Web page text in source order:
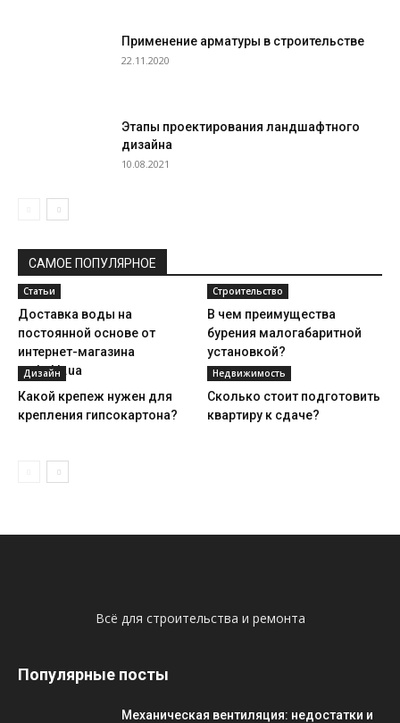
Применение арматуры в строительстве
22.11.2020
Этапы проектирования ландшафтного
дизайна
10.08.2021
САМОЕ ПОПУЛЯРНОЕ
Статьи
Доставка воды на
постоянной основе от
интернет-магазина
voda.kh.ua
Строительство
В чем преимущества
бурения малогабаритной
установкой?
Дизайн
Какой крепеж нужен для
крепления гипсокартона?
Недвижимость
Сколько стоит подготовить
квартиру к сдаче?
Всё для строительства и ремонта
Популярные посты
Механическая вентиляция: недостатки и